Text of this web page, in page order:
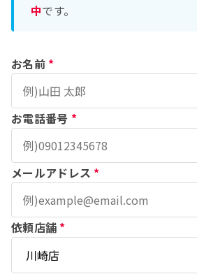
中です。
お名前 *
お電話番号 *
メールアドレス *
依頼店舗 *